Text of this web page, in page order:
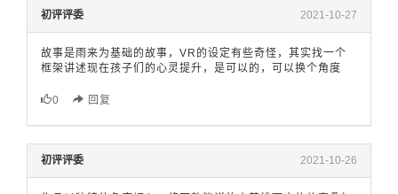
初评评委 2021-10-27
故事是雨来为基础的故事，VR的设定有些奇怪，其实找一个
框架讲述现在孩子们的心灵提升，是可以的，可以换个角度
0 回复
初评评委 2021-10-26